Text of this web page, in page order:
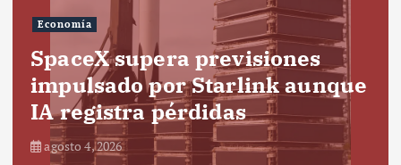
Economía
SpaceX supera previsiones
impulsado por Starlink aunque
IA registra pérdidas
agosto 4, 2026